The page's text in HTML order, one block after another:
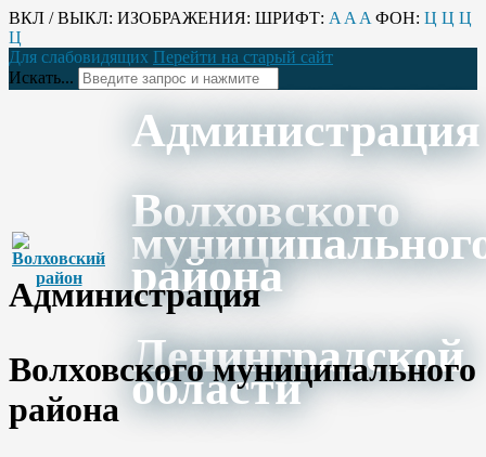
ВКЛ / ВЫКЛ: ИЗОБРАЖЕНИЯ: ШРИФТ: A A A ФОН: Ц Ц Ц
Ц
Для слабовидящих Перейти на старый сайт
Искать...
Администрация
Волховского
района
Ленинградской
области
Администрация
Волховского муниципального
района